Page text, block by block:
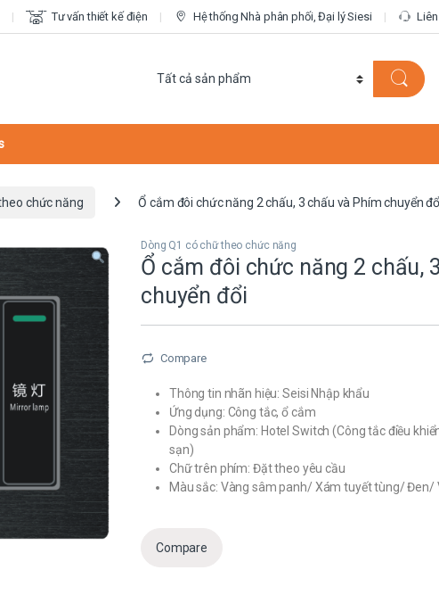
Tư vấn thiết kế điện Hệ thống Nhà phân phối, Đại lý Siesi
chức năng Ổ cắm đôi chức năng 2 chấu, 3 chấu và Phím chuyển
Dòng Q1 có chữ theo chức năng
Ổ cắm đôi chức năng 2 chấu,
chuyển đổi
Compare
Thông tin nhãn hiệu: Seisi Nhập khẩu
Ứng dụng: Công tắc, ổ cắm
Dòng sản phẩm: Hotel Switch (Công tắc điều
sạn)
Chữ trên phím: Đặt theo yêu cầu
Màu sắc: Vàng sâm panh/ Xám tuyết tùng/ Đen/
Compare